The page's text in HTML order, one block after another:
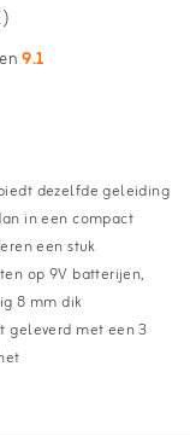
9.1
dezelfde geleiding
in een compact
een stuk
op 9V batterijen,
8 mm dik
geleverd met een 3